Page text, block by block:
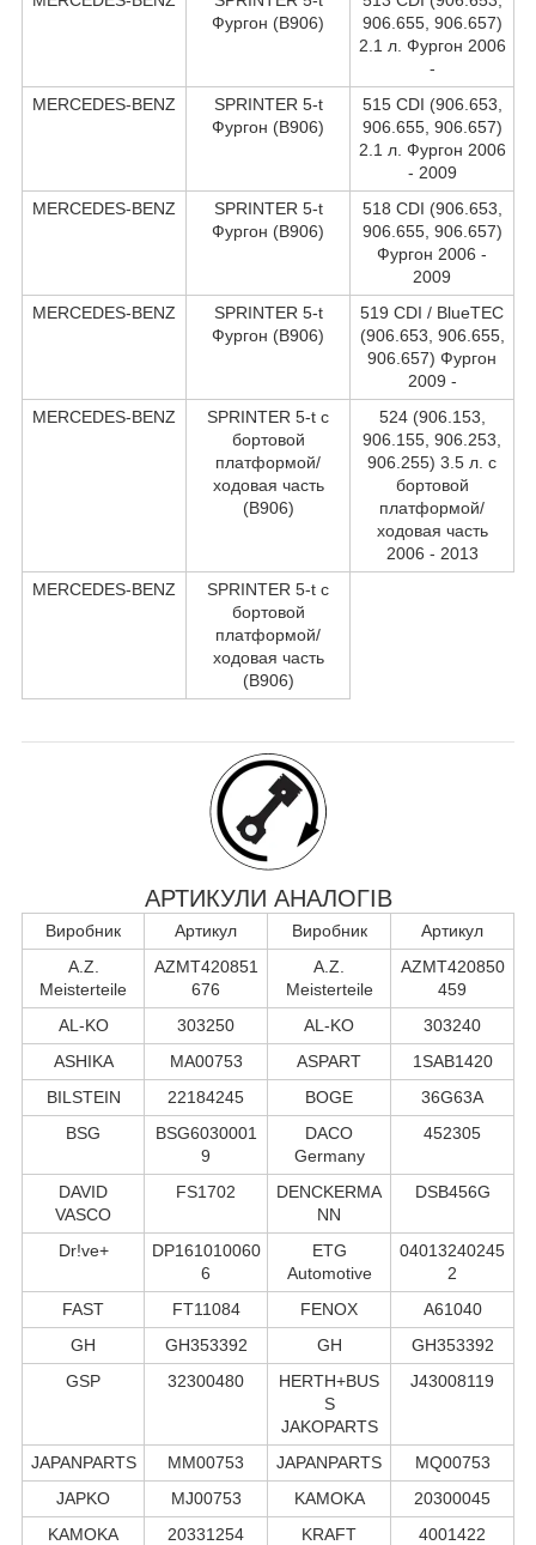
Фургон (B906)
906.655, 906.657)
2.1 л. Фургон 2006
-
MERCEDES-BENZ
SPRINTER 5-t
Фургон (B906)
515 CDI (906.653,
906.655, 906.657)
2.1 л. Фургон 2006
- 2009
MERCEDES-BENZ
SPRINTER 5-t
Фургон (B906)
518 CDI (906.653,
906.655, 906.657)
Фургон 2006 -
2009
MERCEDES-BENZ
SPRINTER 5-t
Фургон (B906)
519 CDI / BlueTEC
(906.653, 906.655,
906.657) Фургон
2009 -
MERCEDES-BENZ
SPRINTER 5-t c
бортовой
платформой/
ходовая часть
(B906)
524 (906.153,
906.155, 906.253,
906.255) 3.5 л. c
бортовой
платформой/
ходовая часть
2006 - 2013
MERCEDES-BENZ
SPRINTER 5-t c
бортовой
платформой/
ходовая часть
(B906)
АРТИКУЛИ АНАЛОГІВ
Виробник Артикул Виробник
Артикул
A.Z.
Meisterteile
AZMT420851
676
A.Z.
Meisterteile
AZMT420850
459
AL-KO
303250 AL-KO
303240
ASHIKA
MA00753 ASPART
1SAB1420
BILSTEIN
22184245 BOGE
36G63A
BSG
BSG6030001
9
DACO
Germany
452305
DAVID
VASCO
FS1702
DENCKERMA
NN
DSB456G
Dr!ve+
DP161010060
6
ETG
Automotive
04013240245
2
FAST
FT11084 FENOX
A61040
GH
GH353392 GH
GH353392
GSP
32300480
HERTH+BUS
S
JAKOPARTS
J43008119
JAPANPARTS MM00753 JAPANPARTS
MQ00753
JAPKO
MJ00753 KAMOKA
20300045
KAMOKA
20331254
KRAFT
4001422